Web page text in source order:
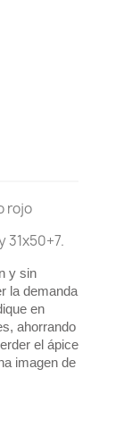
rojo
31x50+7.
y sin
la demanda
en
ahorrando
el ápice
imagen de